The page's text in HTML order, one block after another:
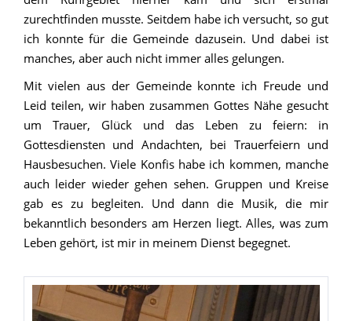
zurechtfinden musste. Seitdem habe ich versucht, so gut
ich konnte für die Gemeinde dazusein. Und dabei ist
manches, aber auch nicht immer alles gelungen.
Mit vielen aus der Gemeinde konnte ich Freude und
Leid teilen, wir haben zusammen Gottes Nähe gesucht
um Trauer, Glück und das Leben zu feiern: in
Gottesdiensten und Andachten, bei Trauerfeiern und
Hausbesuchen. Viele Konfis habe ich kommen, manche
auch leider wieder gehen sehen. Gruppen und Kreise
gab es zu begleiten. Und dann die Musik, die mir
bekanntlich besonders am Herzen liegt. Alles, was zum
Leben gehört, ist mir in meinem Dienst begegnet.